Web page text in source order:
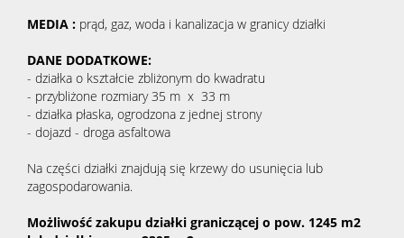
MEDIA : prąd, gaz, woda i kanalizacja w granicy działki
DANE DODATKOWE:
- działka o kształcie zbliżonym do kwadratu
- przybliżone rozmiary 35 m x 33 m
- działka płaska, ogrodzona z jednej strony
- dojazd - droga asfaltowa
Na części działki znajdują się krzewy do usunięcia lub
zagospodarowania.
Możliwość zakupu działki graniczącej o pow. 1245 m2